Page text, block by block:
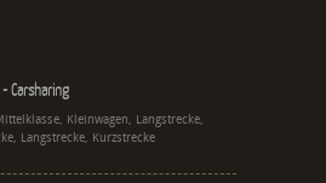
Carsharing
Kleinwagen, Langstrecke,
Langstrecke, Kurzstrecke